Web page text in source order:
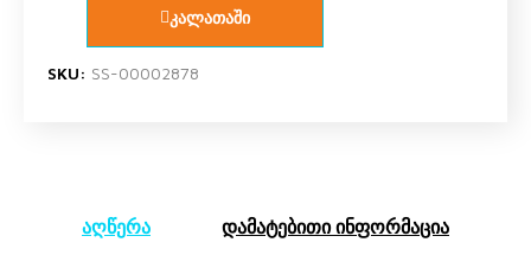
კალათაში
SKU: SS-00002878
აღწერა დამატებითი ინფორმაცია